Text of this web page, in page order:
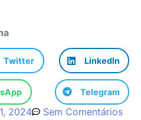
Twitter LinkedIn
Telegram
2024 Sem Comentários